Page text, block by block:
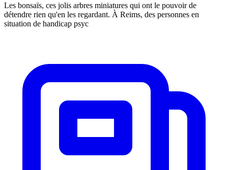
Les bonsaïs, ces jolis arbres miniatures qui ont le pouvoir de
détendre rien qu'en les regardant. À Reims, des personnes en
situation de handicap psyc